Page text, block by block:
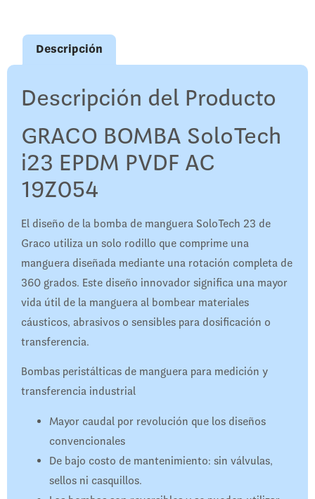
Descripción
Descripción del Producto
GRACO BOMBA SoloTech
i23 EPDM PVDF AC
19Z054
El diseño de la bomba de manguera SoloTech 23 de
Graco utiliza un solo rodillo que comprime una
manguera diseñada mediante una rotación completa de
360 ​​grados. Este diseño innovador significa una mayor
vida útil de la manguera al bombear materiales
cáusticos, abrasivos o sensibles para dosificación o
transferencia.
Bombas peristálticas de manguera para medición y
transferencia industrial
Mayor caudal por revolución que los diseños
convencionales
De bajo costo de mantenimiento: sin válvulas,
sellos ni casquillos.